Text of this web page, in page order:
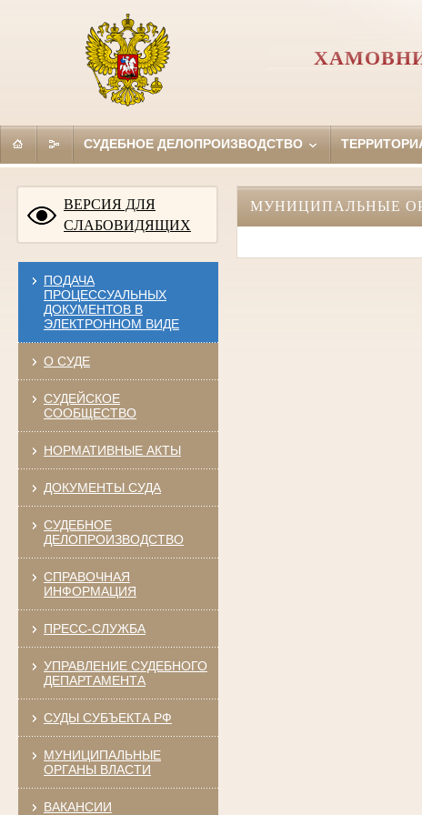
СУДЕБНОЕ ДЕЛОПРОИЗВОДСТВО
ВЕРСИЯ ДЛЯ
СЛАБОВИДЯЩИХ
ПОДАЧА
ПРОЦЕССУАЛЬНЫХ
ДОКУМЕНТОВ В
ЭЛЕКТРОННОМ ВИДЕ
О СУДЕ
СУДЕЙСКОЕ
СООБЩЕСТВО
НОРМАТИВНЫЕ АКТЫ
ДОКУМЕНТЫ СУДА
СУДЕБНОЕ
ДЕЛОПРОИЗВОДСТВО
СПРАВОЧНАЯ
ИНФОРМАЦИЯ
ПРЕСС-СЛУЖБА
УПРАВЛЕНИЕ СУДЕБНОГО
ДЕПАРТАМЕНТА
СУДЫ СУБЪЕКТА РФ
МУНИЦИПАЛЬНЫЕ
ОРГАНЫ ВЛАСТИ
ВАКАНСИИ
МУНИЦИПАЛЬНЫЕ